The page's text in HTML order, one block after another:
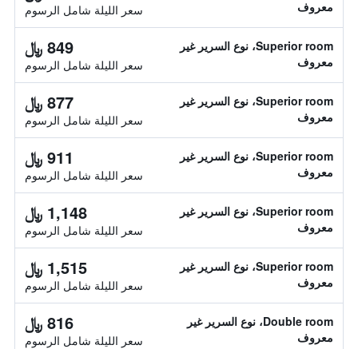
معروف سعر الليلة شامل الرسوم
Superior room، نوع السرير غير
معروف
849 ﷼
سعر الليلة شامل الرسوم
Superior room، نوع السرير غير
معروف
877 ﷼
سعر الليلة شامل الرسوم
Superior room، نوع السرير غير
معروف
911 ﷼
سعر الليلة شامل الرسوم
Superior room، نوع السرير غير
معروف
1,148 ﷼
سعر الليلة شامل الرسوم
Superior room، نوع السرير غير
معروف
1,515 ﷼
سعر الليلة شامل الرسوم
Double room، نوع السرير غير
معروف
816 ﷼
سعر الليلة شامل الرسوم